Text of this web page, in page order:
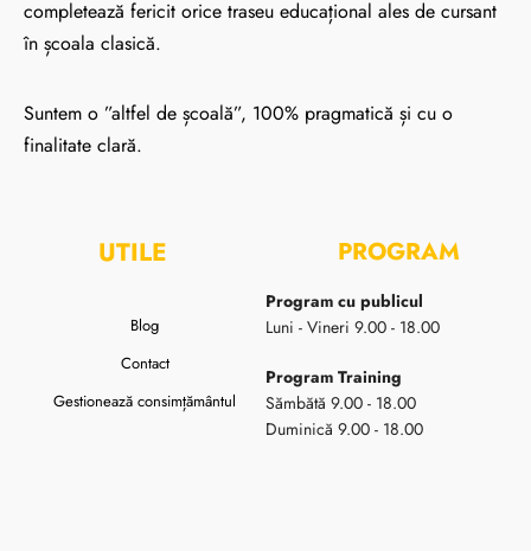
completează fericit orice traseu educațional ales de cursant
în școala clasică.
Suntem o ”altfel de școală”, 100% pragmatică și cu o
finalitate clară.
UTILE
Blog
Contact
Gestionează consimțământul
PROGRAM
Program cu publicul
Luni - Vineri 9.00 - 18.00
Program Training
Sămbătă 9.00 - 18.00
Duminică 9.00 - 18.00